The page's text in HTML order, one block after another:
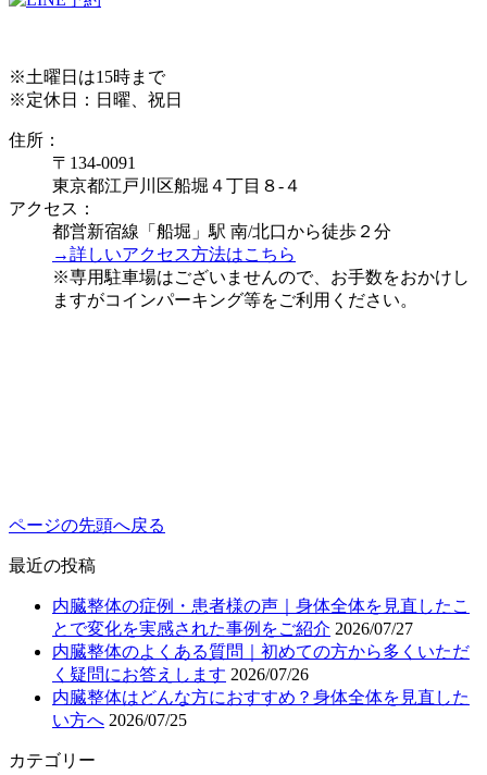
※土曜日は15時まで
※定休日：日曜、祝日
住所：
〒134-0091
東京都江戸川区船堀４丁目８-４
アクセス：
都営新宿線「船堀」駅 南/北口から徒歩２分
→詳しいアクセス方法はこちら
※専用駐車場はございませんので、お手数をおかけし
ますがコインパーキング等をご利用ください。
ページの先頭へ戻る
最近の投稿
内臓整体の症例・患者様の声｜身体全体を見直したこ
とで変化を実感された事例をご紹介 2026/07/27
内臓整体のよくある質問｜初めての方から多くいただ
く疑問にお答えします 2026/07/26
内臓整体はどんな方におすすめ？身体全体を見直した
い方へ 2026/07/25
カテゴリー